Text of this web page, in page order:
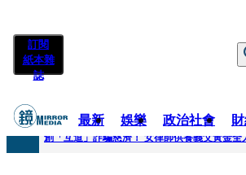
訂閱
紙本雜
誌
最新 娛樂 政治社會
快訊
創「互道」詐騙慈濟！ 女律師供養義父黃金全